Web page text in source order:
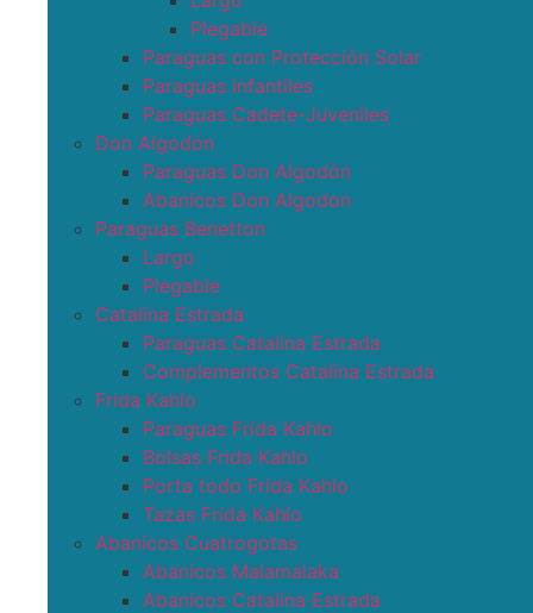
Plegable
Paraguas con Protección Solar
Paraguas infantiles
Paraguas Cadete-Juveniles
Don Algodón
Paraguas Don Algodón
Abanicos Don Algodon
Paraguas Benetton
Largo
Plegable
Catalina Estrada
Paraguas Catalina Estrada
Complementos Catalina Estrada
Frida Kahlo
Paraguas Frida Kahlo
Bolsas Frida Kahlo
Porta todo Frida Kahlo
Tazas Frida Kahlo
Abanicos Cuatrogotas
Abanicos Malamalaka
Abanicos Catalina Estrada